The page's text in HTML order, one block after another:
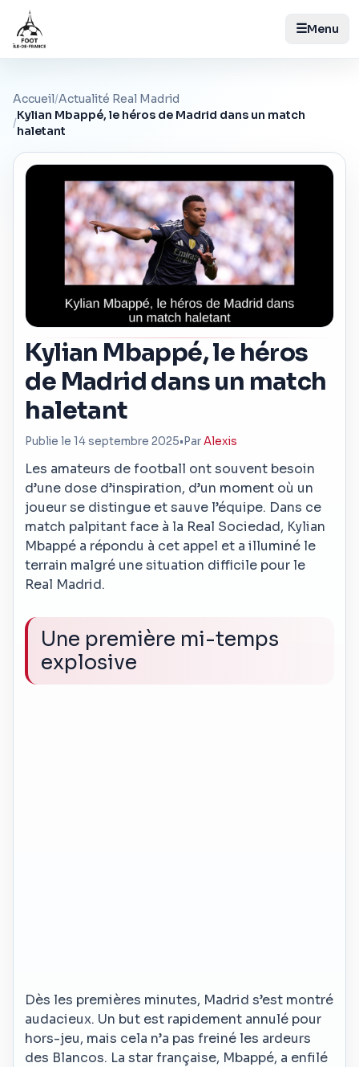
☰Menu
Accueil/Actualité Real Madrid
/
Kylian Mbappé, le héros de Madrid dans un match
haletant
Kylian Mbappé, le héros
de Madrid dans un match
haletant
Publie le 14 septembre 2025• ParAlexis
Les amateurs de football ont souvent besoin
d’une dose d’inspiration, d’un moment où un
joueur se distingue et sauve l’équipe. Dans ce
match palpitant face à la Real Sociedad, Kylian
Mbappé a répondu à cet appel et a illuminé le
terrain malgré une situation difficile pour le
Real Madrid.
Une première mi-temps
explosive
Dès les premières minutes, Madrid s’est montré
audacieux. Un but est rapidement annulé pour
hors-jeu, mais cela n’a pas freiné les ardeurs
des Blancos. La star française, Mbappé, a enfilé